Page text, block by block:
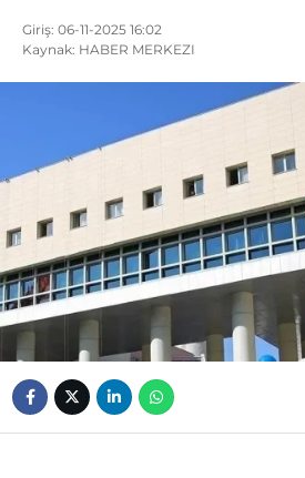
Giriş: 06-11-2025 16:02
Kaynak: HABER MERKEZI